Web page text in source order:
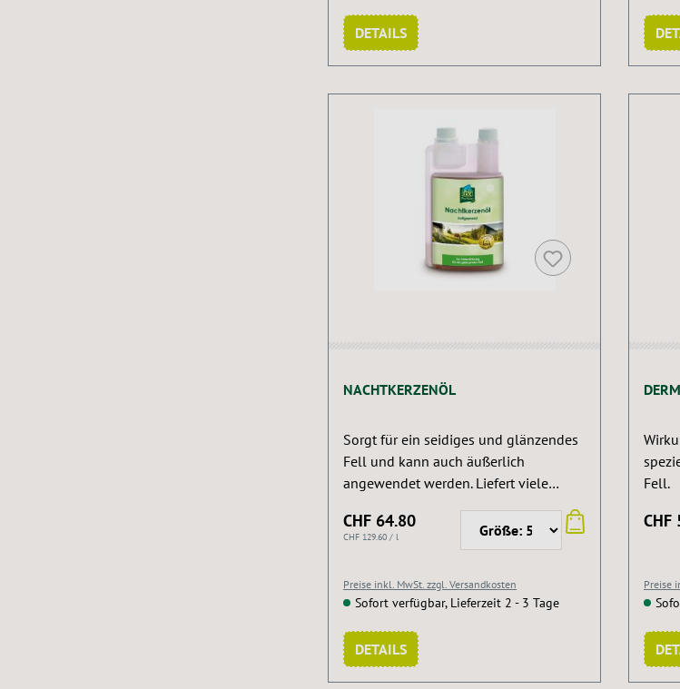
DETAILS
NACHTKERZENÖL
Sorgt für ein seidiges und glänzendes
Fell und kann auch äußerlich
angewendet werden. Liefert viele
CHF 64.80
CHF 129.60 / l
Preise inkl. MwSt. zzgl. Versandkosten
Sofort verfügbar, Lieferzeit 2 - 3 Tage
DETAILS
Fell.
CHF
Preise